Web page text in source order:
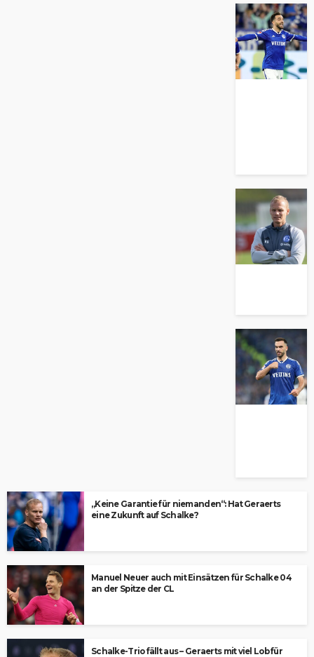
„Keine Garantie für niemanden“: Hat Geraerts
eine Zukunft auf Schalke?
Manuel Neuer auch mit Einsätzen für Schalke 04
an der Spitze der CL
Schalke-Trio fällt aus – Geraerts mit viel Lob für